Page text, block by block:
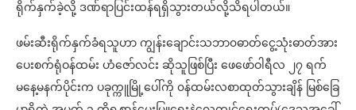
ရိုက်နှက်ခဲ့လို့ ဒဏ်ရာပြင်းထန်ရရှိသွားတယ်လို့သိရပါတယ်။
ဖမ်းဆီးရိုက်နှက်ခံရသူဟာ ကျွန်းချောင်းသဘာ၀ဓာတ်ငွေ့သုံးဓာတ်အား
ပေးစက်ရုံဝန်ထမ်း ဟံဇော်လင်း ဆိုသူဖြစ်ပြီး ဖေဖော်ဝါရီလ ၂၇ ရက်
မနေ့မနက်ပိုင်းက ပခုက္ကူမြို့ပေါ်ကို ၀န်ထမ်းလစာထုတ်သွားချိန် မြစ်ခြေ